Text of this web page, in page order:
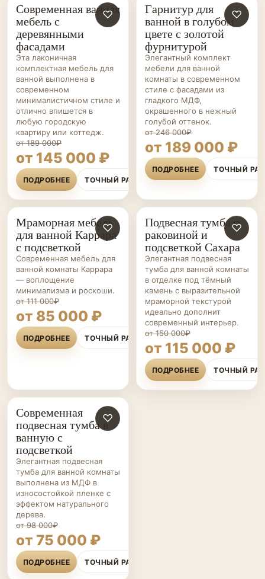
МЕБЕЛЬ ДЛЯ
ВАННОЙ НА ЗАКАЗ
♡
Современная ванная
мебель с
деревянными
фасадами
Эта лаконичная
комплектная мебель для
ванной выполнена в
современном
минималистичном стиле и
отлично впишется в
любую городскую
квартиру или коттедж.
от 189 000₽
от 145 000 ₽
ПОДРОБНЕЕ ТОЧНЫЙ РАСЧЁТ
МЕБЕЛЬ ДЛЯ
ВАННОЙ НА ЗАКАЗ
♡
Гарнитур для
ванной в голубом
цвете с золотой
фурнитурой
Элегантный комплект
мебели для ванной
комнаты в современном
стиле с фасадами из
гладкого МДФ,
окрашенного в нежный
голубой оттенок.
от 246 000₽
от 189 000 ₽
ПОДРОБНЕЕ ТОЧНЫЙ
МЕБЕЛЬ ДЛЯ
ВАННОЙ НА ЗАКАЗ
♡
Мраморная мебель
для ванной Каррара
с подсветкой
Современная мебель для
ванной комнаты Каррара
— воплощение
минимализма и роскоши.
от 111 000₽
от 85 000 ₽
ПОДРОБНЕЕ ТОЧНЫЙ РАСЧЁТ
МЕБЕЛЬ ДЛЯ
ВАННОЙ НА ЗАКАЗ
♡
Подвесная тумба с
раковиной и
подсветкой Сахара
Элегантная подвесная
тумба для ванной комнаты
в отделке под тёмный
камень с выразительной
мраморной текстурой
идеально дополнит
современный интерьер.
от 150 000₽
от 115 000 ₽
ПОДРОБНЕЕ ТОЧНЫЙ
МЕБЕЛЬ ДЛЯ
ВАННОЙ НА ЗАКАЗ
♡
Современная
подвесная тумба в
ванную с
подсветкой
Элегантная подвесная
тумба для ванной комнаты
выполнена из МДФ в
износостойкой пленке с
эффектом натурального
дерева.
от 98 000₽
от 75 000 ₽
ПОДРОБНЕЕ ТОЧНЫЙ РАСЧЁТ